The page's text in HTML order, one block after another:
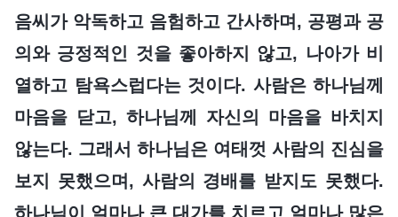
음씨가 악독하고 음험하고 간사하며, 공평과 공
의와 긍정적인 것을 좋아하지 않고, 나아가 비
열하고 탐욕스럽다는 것이다. 사람은 하나님께
마음을 닫고, 하나님께 자신의 마음을 바치지
않는다. 그래서 하나님은 여태껏 사람의 진심을
보지 못했으며, 사람의 경배를 받지도 못했다.
하나님이 얼마나 큰 대가를 치르고 얼마나 많은